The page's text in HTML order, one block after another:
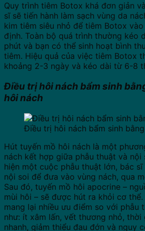
Quy trình tiêm Botox khá đơn giản
sĩ sẽ tiến hành làm sạch vùng da
kim tiêm siêu nhỏ để tiêm Botox
định. Toàn bộ quá trình thường kéo
phút và bạn có thể sinh hoạt bình
tiêm. Hiệu quả của việc tiêm Botox
khoảng 2-3 ngày và kéo dài từ 6-8
Điều trị hôi nách bẩm sinh
hôi nách
Điều trị hôi nách bẩm sinh
Hút tuyến mồ hôi nách là một
nách kết hợp giữa phẫu thuật và nội
hiện một cuộc phẫu thuật lớn, bác
nội soi để đưa vào vùng nách, qua
Sau đó, tuyến mồ hôi apocrine –
mùi hôi – sẽ được hút ra khỏi cơ
mang lại nhiều ưu điểm so với phẫu
như: ít xâm lấn, vết thương nhỏ, thời
nhanh, giảm thiểu đau đớn và nguy